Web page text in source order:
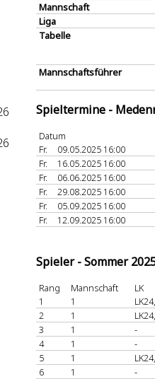
Mannschaft
Liga
Tabelle
Mannschaftsführer
Spieltermine -
Datum
Fr.
09.05.2025 16:00
Fr.
16.05.2025 16:00
Fr.
06.06.2025 16:00
Fr.
29.08.2025 16:00
Fr.
05.09.2025 16:00
Fr.
12.09.2025 16:00
Spieler - Sommer
Rang Mannschaft
LK
1
1
2
1
3
1
-
4
1
-
5
1
6
1
-